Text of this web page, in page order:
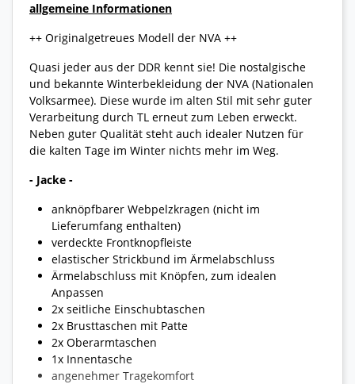
allgemeine Informationen
++ Originalgetreues Modell der NVA ++
Quasi jeder aus der DDR kennt sie! Die nostalgische
und bekannte Winterbekleidung der NVA (Nationalen
Volksarmee). Diese wurde im alten Stil mit sehr guter
Verarbeitung durch TL erneut zum Leben erweckt.
Neben guter Qualität steht auch idealer Nutzen für
die kalten Tage im Winter nichts mehr im Weg.
- Jacke -
anknöpfbarer Webpelzkragen (nicht im
Lieferumfang enthalten)
verdeckte Frontknopfleiste
elastischer Strickbund im Ärmelabschluss
Ärmelabschluss mit Knöpfen, zum idealen
Anpassen
2x seitliche Einschubtaschen
2x Brusttaschen mit Patte
2x Oberarmtaschen
1x Innentasche
angenehmer Tragekomfort